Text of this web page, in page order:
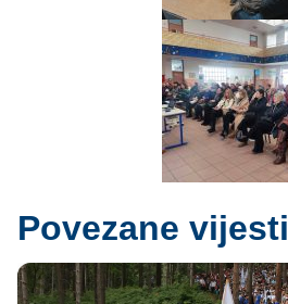
Povezane vijesti